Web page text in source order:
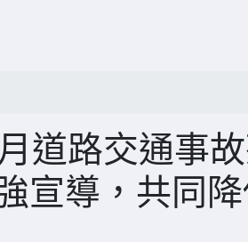
道路交通事
宣導，共同